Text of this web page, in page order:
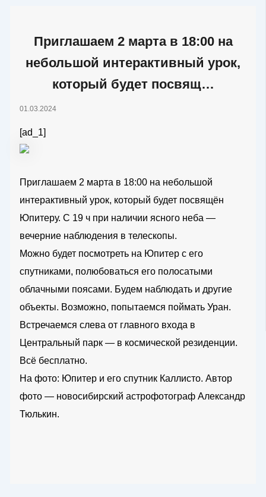
Приглашаем 2 марта в 18:00 на
небольшой интерактивный урок,
который будет посвящ…
01.03.2024
[ad_1]
Приглашаем 2 марта в 18:00 на небольшой
интерактивный урок, который будет посвящён
Юпитеру. С 19 ч при наличии ясного неба —
вечерние наблюдения в телескопы.
Можно будет посмотреть на Юпитер с его
спутниками, полюбоваться его полосатыми
облачными поясами. Будем наблюдать и другие
объекты. Возможно, попытаемся поймать Уран.
Встречаемся слева от главного входа в
Центральный парк — в космической резиденции.
Всё бесплатно.
На фото: Юпитер и его спутник Каллисто. Автор
фото — новосибирский астрофотограф Александр
Тюлькин.